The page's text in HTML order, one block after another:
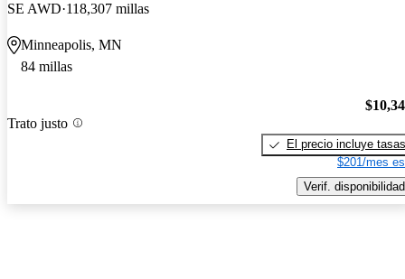
SE AWD 118,307 millas
Minneapolis, MN
84 millas
Trato justo
El precio incluye tasas
$201/mes
Verif. disponibilidad